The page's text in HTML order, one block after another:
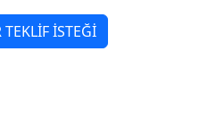
TEKLİF İSTEĞİ